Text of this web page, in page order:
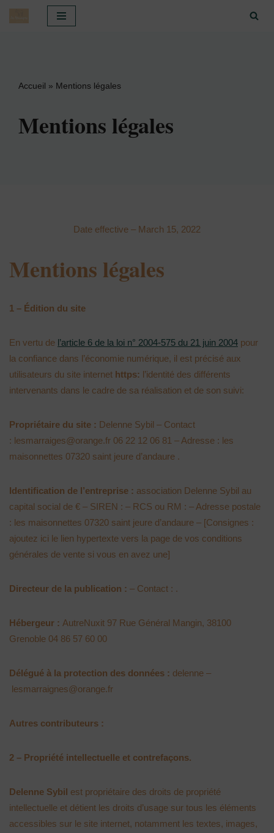
Accueil » Mentions légales
Mentions légales
Date effective – March 15, 2022
Mentions légales
1 – Édition du site
En vertu de l’article 6 de la loi n° 2004-575 du 21 juin 2004 pour
la confiance dans l’économie numérique, il est précisé aux
utilisateurs du site internet https: l’identité des différents
intervenants dans le cadre de sa réalisation et de son suivi:
Propriétaire du site : Delenne Sybil – Contact
: lesmarraiges@orange.fr 06 22 12 06 81 – Adresse : les
maisonnettes 07320 saint jeure d’andaure .
Identification de l’entreprise : association Delenne Sybil au
capital social de € – SIREN : – RCS ou RM : – Adresse postale
: les maisonnettes 07320 saint jeure d’andaure – [Consignes :
ajoutez ici le lien hypertexte vers la page de vos conditions
générales de vente si vous en avez une]
Directeur de la publication : – Contact : .
Hébergeur : AutreNuxit 97 Rue Général Mangin, 38100
Grenoble 04 86 57 60 00
Délégué à la protection des données : delenne –
lesmarraignes@orange.fr
Autres contributeurs :
2 – Propriété intellectuelle et contrefaçons.
Delenne Sybil est propriétaire des droits de propriété
intellectuelle et détient les droits d’usage sur tous les éléments
accessibles sur le site internet, notamment les textes, images,